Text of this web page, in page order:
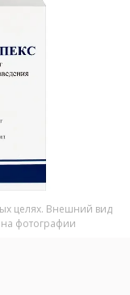
целях. Внешний вид
фотографии